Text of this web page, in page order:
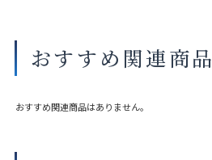
おすすめ関連商品
おすすめ関連商品はありません。